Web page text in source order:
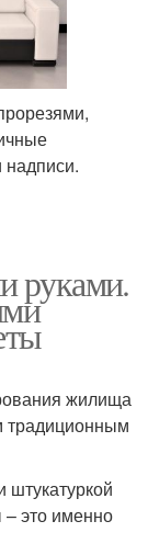
руками.
жилища
традиционным
штукатуркой
– это именно